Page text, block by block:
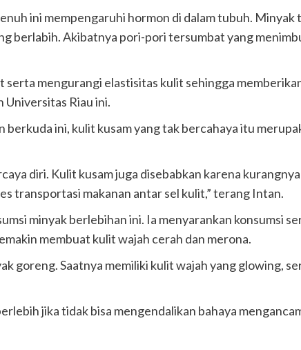
ini mempengaruhi hormon di dalam tubuh.
berlabih. Akibatnya pori-pori tersumbat yang
mengurangi elastisitas kulit sehingga
Universitas Riau ini.
ini, kulit kusam yang tak bercahaya itu
diri. Kulit kusam juga disebabkan karena
transportasi makanan antar sel kulit,” terang Intan.
minyak berlebihan ini. Ia menyarankan konsumsi
membuat kulit wajah cerah dan merona.
goreng. Saatnya memiliki kulit wajah yang glowing,
jika tidak bisa mengendalikan bahaya